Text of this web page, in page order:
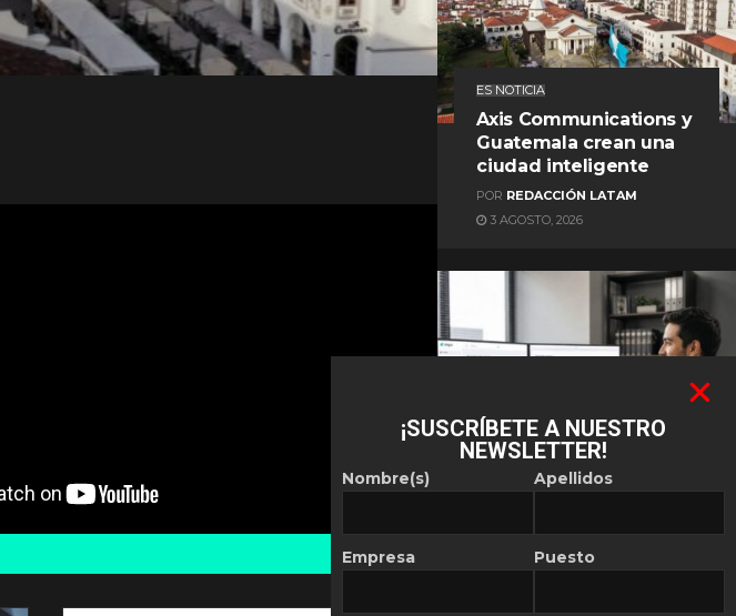
ES NOTICIA
Axis Communications y
Guatemala crean una
ciudad inteligente
POR REDACCIÓN LATAM
3 AGOSTO, 2026
ES NOTICIA
Automatización de las
REDACCIÓN LATAM
¡SUSCRÍBETE A NUESTRO
NEWSLETTER!
Nombre(s)
Empresa
Apellidos
Puesto